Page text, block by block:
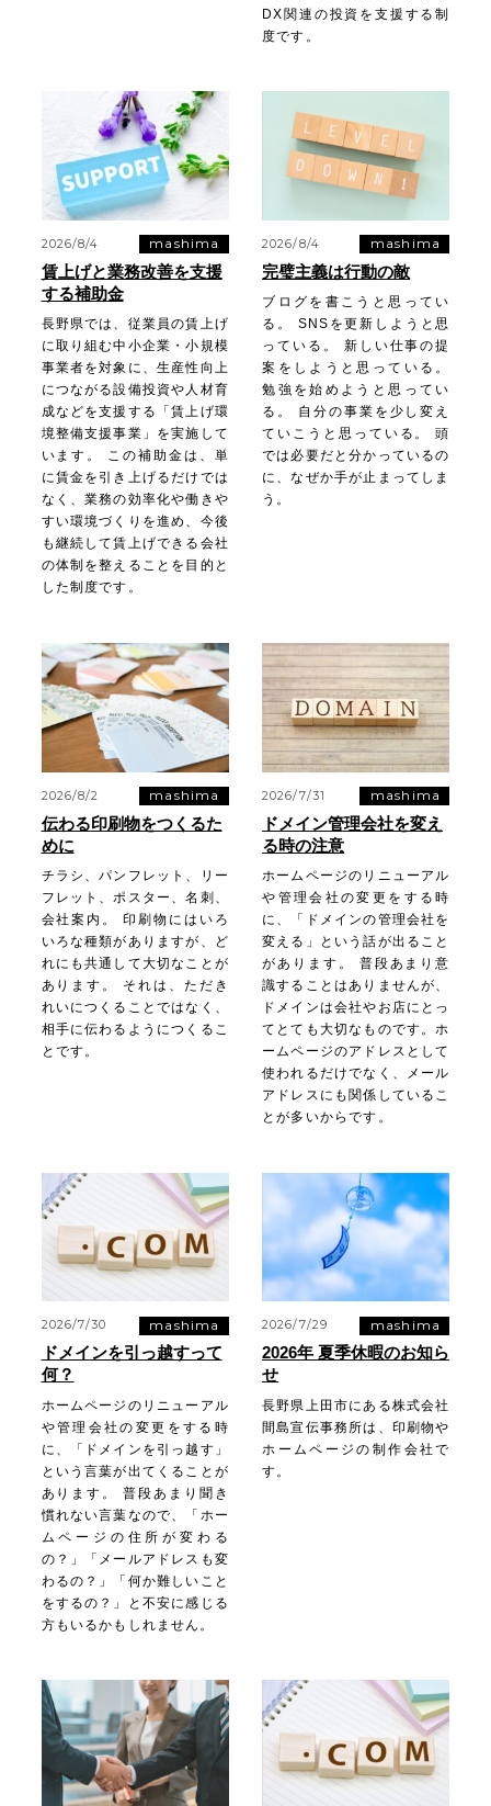
DX関連の投資を支援する制
度です。
2026/8/4 mashima
賃上げと業務改善を支援
する補助金
長野県では、従業員の賃上げ
に取り組む中小企業・小規模
事業者を対象に、生産性向上
につながる設備投資や人材育
成などを支援する「賃上げ環
境整備支援事業」を実施して
います。 この補助金は、単
に賃金を引き上げるだけでは
なく、業務の効率化や働きや
すい環境づくりを進め、今後
も継続して賃上げできる会社
の体制を整えることを目的と
した制度です。
2026/8/4 mashima
完璧主義は行動の敵
ブログを書こうと思ってい
る。 SNSを更新しようと思
っている。 新しい仕事の提
案をしようと思っている。
勉強を始めようと思ってい
る。 自分の事業を少し変え
ていこうと思っている。 頭
では必要だと分かっているの
に、なぜか手が止まってしま
う。
2026/8/2 mashima
伝わる印刷物をつくるた
めに
チラシ、パンフレット、リー
フレット、ポスター、名刺、
会社案内。 印刷物にはいろ
いろな種類がありますが、ど
れにも共通して大切なことが
あります。 それは、ただき
れいにつくることではなく、
相手に伝わるようにつくるこ
とです。
2026/7/31 mashima
ドメイン管理会社を変え
る時の注意
ホームページのリニューアル
や管理会社の変更をする時
に、「ドメインの管理会社を
変える」という話が出ること
があります。 普段あまり意
識することはありませんが、
ドメインは会社やお店にとっ
てとても大切なものです。ホ
ームページのアドレスとして
使われるだけでなく、メール
アドレスにも関係しているこ
とが多いからです。
2026/7/30 mashima
ドメインを引っ越すって
何？
ホームページのリニューアル
や管理会社の変更をする時
に、「ドメインを引っ越す」
という言葉が出てくることが
あります。 普段あまり聞き
慣れない言葉なので、「ホー
ムページの住所が変わる
の？」「メールアドレスも変
わるの？」「何か難しいこと
をするの？」と不安に感じる
方もいるかもしれません。
2026/7/29 mashima
2026年 夏季休暇のお知ら
せ
長野県上田市にある株式会社
間島宣伝事務所は、印刷物や
ホームページの制作会社で
す。